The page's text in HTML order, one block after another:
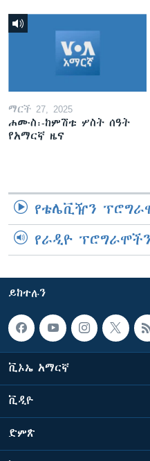
ማርች 27, 2025
ሐሙስ፡-ከምሽቱ ሦስት ሰዓት
የአማርኛ ዜና
የቴሌቪዥን
የራዲዮ
ይከተሉን
ቪኦኤ አማርኛ
ቪዲዮ
ድምጽ